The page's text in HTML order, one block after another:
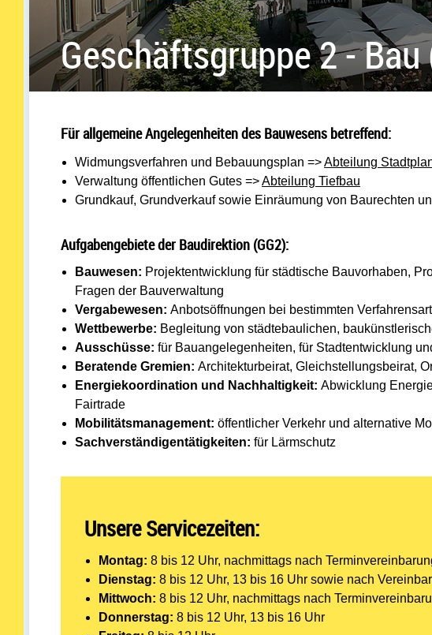
Geschäftsgruppe 2 - Bau
Für allgemeine Angelegenheiten des Bauwesens betreffend:
Widmungsverfahren und Bebauungsplan =>Abteilung
Verwaltung öffentlichen Gutes =>Abteilung Tiefbau
Grundkauf, Grundverkauf sowie Einräumung von Baurechten
Aufgabengebiete der Baudirektion (GG2):
Bauwesen: Projektentwicklung für städtische Bauvorhaben,
Fragen der Bauverwaltung
Vergabewesen: Anbotsöffnungen bei bestimmten
Wettbewerbe: Begleitung von städtebaulichen,
Ausschüsse: für Bauangelegenheiten, für Stadtentwicklung
Beratende Gremien: Architekturbeirat, Gleichstellungsbeirat,
Energiekoordination und Nachhaltigkeit: Abwicklung
Fairtrade
Mobilitätsmanagement: öffentlicher Verkehr und alternative
Sachverständigentätigkeiten: für Lärmschutz
Unsere Servicezeiten:
Montag: 8 bis 12 Uhr, nachmittags nach
Dienstag: 8 bis 12 Uhr, 13 bis 16 Uhr sowie nach
Mittwoch: 8 bis 12 Uhr, nachmittags nach
Donnerstag: 8 bis 12 Uhr, 13 bis 16 Uhr